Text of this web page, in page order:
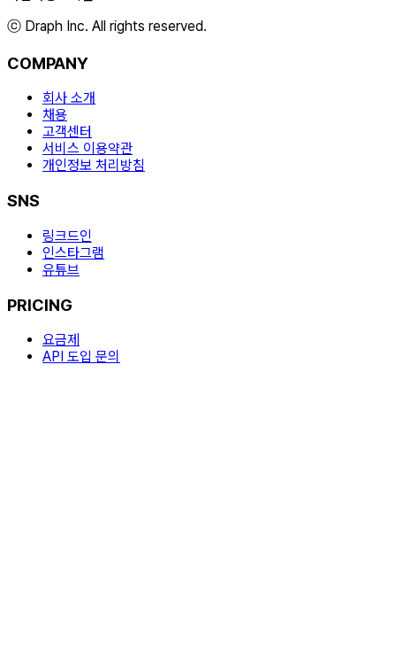
ⓒ Draph Inc. All rights reserved.
COMPANY
회사 소개
채용
고객센터
서비스 이용약관
개인정보 처리방침
SNS
링크드인
인스타그램
유튜브
PRICING
요금제
API 도입 문의